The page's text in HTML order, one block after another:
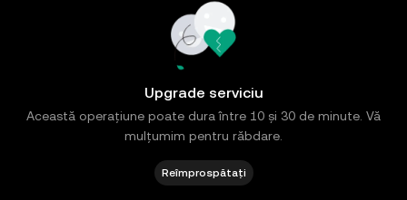
Upgrade serviciu
Această operațiune poate dura între 10 și 30 de minute. Vă
mulțumim pentru răbdare.
Reîmprospătați